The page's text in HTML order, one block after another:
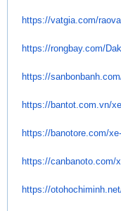
https://vatgia.com/
https://rongbay.com/
https://
https://bantot.com.vn/
https://banotore.com/
https://canbanoto.com/
https://